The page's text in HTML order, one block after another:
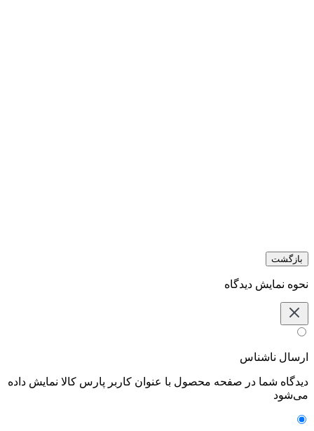
بازگشت
نحوه نمایش دیدگاه‌
ارسال ناشناس
دیدگاه شما در صفحه محصول با عنوان کاربر پارس کالا نمایش داده
می‌شود